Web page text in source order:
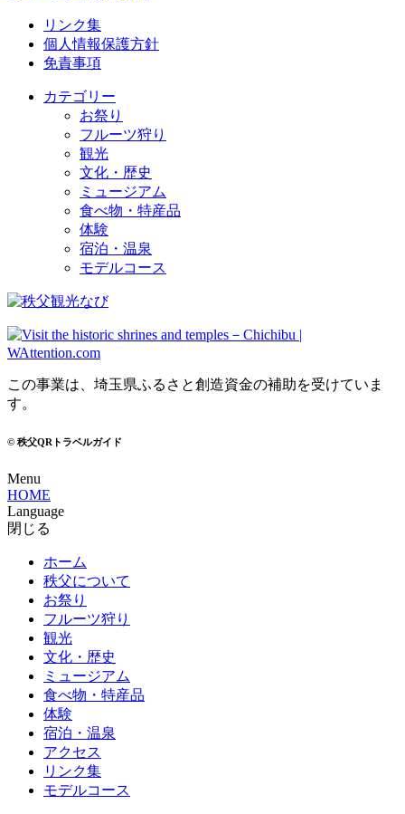
リンク集
個人情報保護方針
免責事項
カテゴリー
お祭り
フルーツ狩り
観光
文化・歴史
ミュージアム
食べ物・特産品
体験
宿泊・温泉
モデルコース
この事業は、埼玉県ふるさと創造資金の補助を受けていま
す。
© 秩父QRトラベルガイド
Menu
HOME
Language
閉じる
ホーム
秩父について
お祭り
フルーツ狩り
観光
文化・歴史
ミュージアム
食べ物・特産品
体験
宿泊・温泉
アクセス
リンク集
モデルコース